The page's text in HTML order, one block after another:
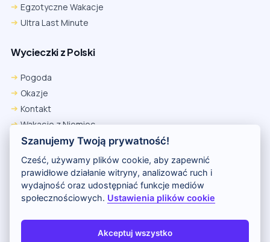
Egzotyczne Wakacje
Ultra Last Minute
Wycieczki z Polski
Pogoda
Okazje
Kontakt
Wakacje z Niemiec
Polityka Prywatności
Wakacje w Egipcie
Rankingi hoteli
Kontakt i reklama
Polityka prywatności
Copyright (c) 2026 Odkryj Wakacje
Szanujemy Twoją prywatność!
Cześć, używamy plików cookie, aby zapewnić
prawidłowe działanie witryny, analizować ruch i
wydajność oraz udostępniać funkcje mediów
społecznościowych. Ustawienia plików cookie
Akceptuj wszystko